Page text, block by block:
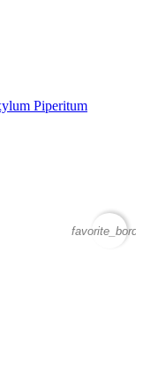
Piperitum